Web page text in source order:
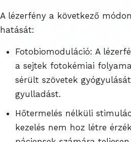
A lézerfény a következő
hatását:
Fotobiomoduláció: A
a sejtek fotokémiai
sérült szövetek
gyulladást.
Hőtermelés nélküli
kezelés nem hoz létre